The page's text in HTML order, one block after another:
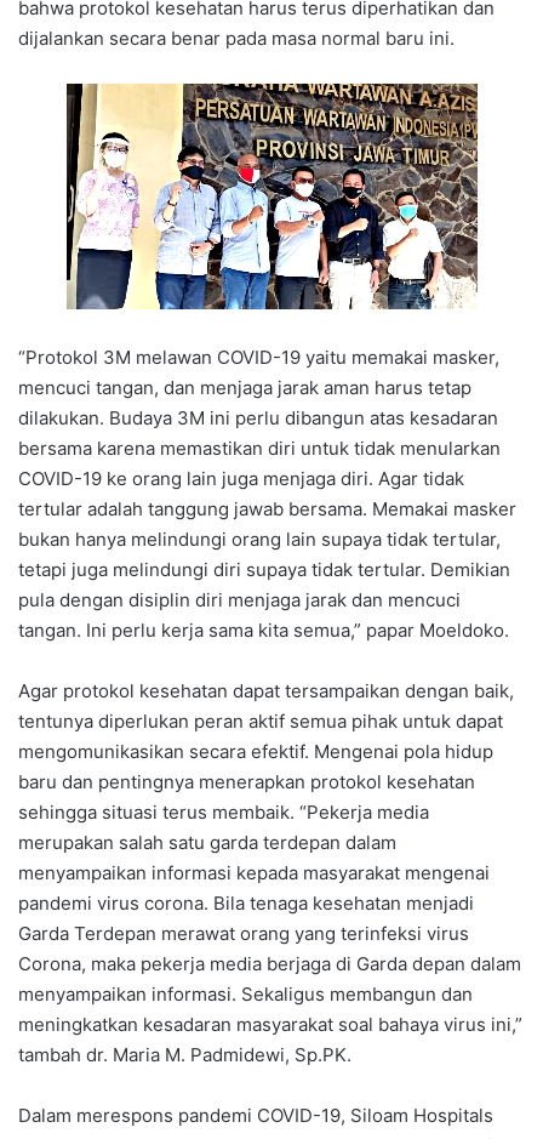
bahwa protokol kesehatan harus terus diperhatikan dan
dijalankan secara benar pada masa normal baru ini.
“Protokol 3M melawan COVID-19 yaitu memakai masker,
mencuci tangan, dan menjaga jarak aman harus tetap
dilakukan. Budaya 3M ini perlu dibangun atas kesadaran
bersama karena memastikan diri untuk tidak menularkan
COVID-19 ke orang lain juga menjaga diri. Agar tidak
tertular adalah tanggung jawab bersama. Memakai masker
bukan hanya melindungi orang lain supaya tidak tertular,
tetapi juga melindungi diri supaya tidak tertular. Demikian
pula dengan disiplin diri menjaga jarak dan mencuci
tangan. Ini perlu kerja sama kita semua,” papar Moeldoko.
Agar protokol kesehatan dapat tersampaikan dengan baik,
tentunya diperlukan peran aktif semua pihak untuk dapat
mengomunikasikan secara efektif. Mengenai pola hidup
baru dan pentingnya menerapkan protokol kesehatan
sehingga situasi terus membaik. “Pekerja media
merupakan salah satu garda terdepan dalam
menyampaikan informasi kepada masyarakat mengenai
pandemi virus corona. Bila tenaga kesehatan menjadi
Garda Terdepan merawat orang yang terinfeksi virus
Corona, maka pekerja media berjaga di Garda depan dalam
menyampaikan informasi. Sekaligus membangun dan
meningkatkan kesadaran masyarakat soal bahaya virus ini,”
tambah dr. Maria M. Padmidewi, Sp.PK.
Dalam merespons pandemi COVID-19, Siloam Hospitals